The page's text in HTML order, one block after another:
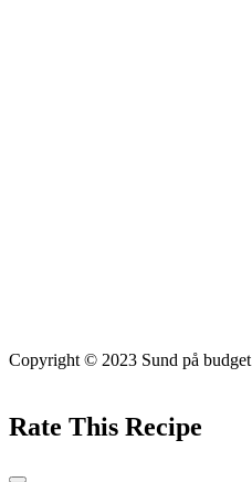
Copyright © 2023 Sund på budget
Rate This Recipe